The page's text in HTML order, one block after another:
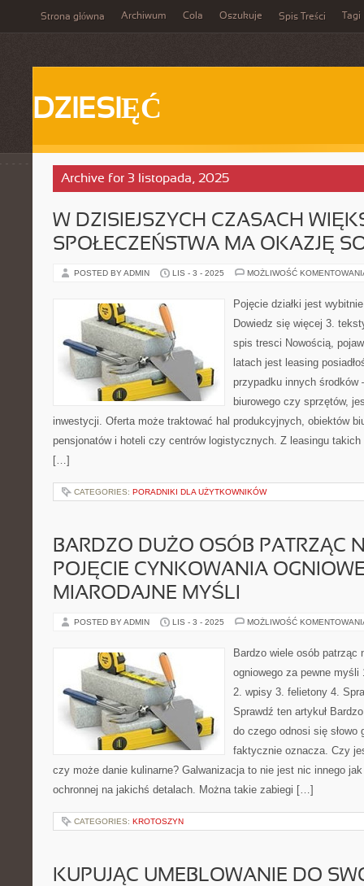
Strona główna Archiwum Cola Oszukuje Spis Treści Tagi
DZIESIĘĆ
Archive for 3 listopada, 2025
W DZISIEJSZYCH CZASACH
SPOŁECZEŃSTWA MA OKAZJĘ
POSTED BY ADMIN LIS - 3 - 2025 MOŻLIWOŚĆ
Pojęcie działki jest
Dowiedz się więcej 3.
spis tresci Nowością,
latach jest leasing
przypadku innych środków
biurowego czy sprzętów,
inwestycji. Oferta może traktować hal produkcyjnych, obiektów
pensjonatów i hoteli czy centrów logistycznych. Z leasingu
[…]
CATEGORIES: PORADNIKI DLA UŻYTKOWNIKÓW
BARDZO DUŻO OSÓB PATRZĄC
POJĘCIE CYNKOWANIA
MIARODAJNE MYŚLI
POSTED BY ADMIN LIS - 3 - 2025 MOŻLIWOŚĆ
Bardzo wiele osób patrząc
ogniowego za pewne
2. wpisy 3. felietony 4.
Sprawdź ten artykuł
do czego odnosi się
faktycznie oznacza. Czy
czy może danie kulinarne? Galwanizacja to nie jest nic innego
ochronnej na jakichś detalach. Można takie zabiegi […]
CATEGORIES: KROTOSZYN
KUPUJĄC UMEBLOWANIE DO